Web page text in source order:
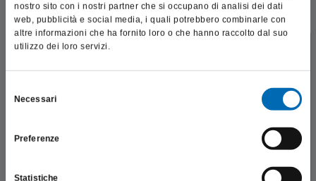
nostro sito con i nostri partner che si occupano di analisi dei dati
web, pubblicità e social media, i quali potrebbero combinarle con
altre informazioni che ha fornito loro o che hanno raccolto dal suo
utilizzo dei loro servizi.
delNecessari
Preferenze
Statistiche
professionali e riporta dati, prodotti e beni sensibili per la
salute e la sicurezza del paziente; pertanto, per visitare il sito,